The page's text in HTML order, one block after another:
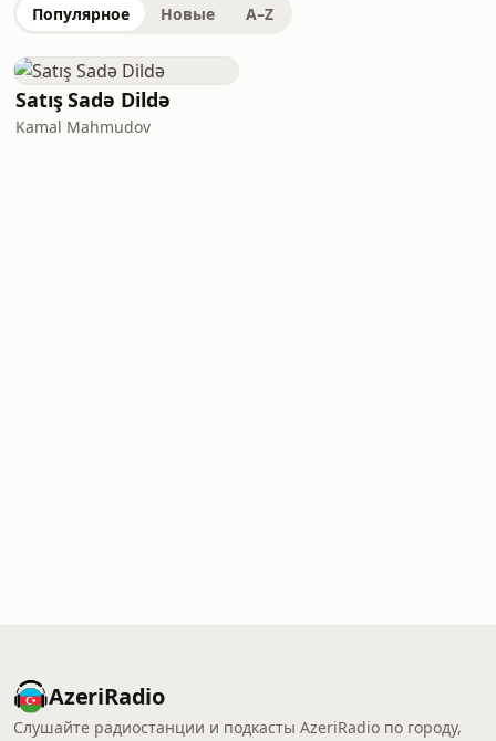
Популярное Новые A–Z
Satış Sadə Dildə
Kamal Mahmudov
AzeriRadio
Слушайте радиостанции и подкасты AzeriRadio по городу,